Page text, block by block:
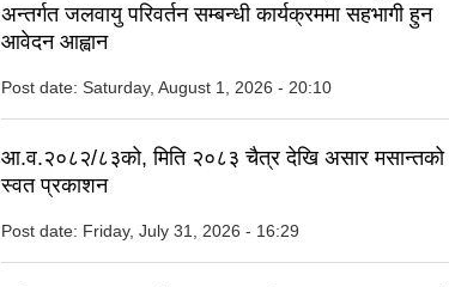
अन्तर्गत जलवायु परिवर्तन सम्बन्धी कार्यक्रममा सहभागी हुन
आवेदन आह्वान
Post date: Saturday, August 1, 2026 - 20:10
आ.व.२०८२/८३को, मिति २०८३ चैत्र देखि असार मसान्तको
स्वत प्रकाशन
Post date: Friday, July 31, 2026 - 16:29